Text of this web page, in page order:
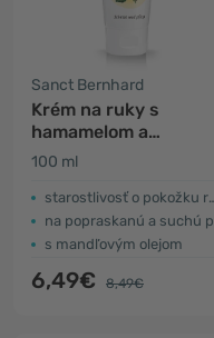
Sanct Bernhard
Krém na ruky s
hamamelom a
rumančekom
100 ml
starostlivosť o pokožku rúk
na popraskanú a suchú pokožku
s mandľovým olejom
6,49€ 8,49€